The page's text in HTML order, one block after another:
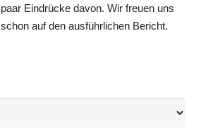
paar Eindrücke davon. Wir freuen uns
schon auf den ausführlichen Bericht.